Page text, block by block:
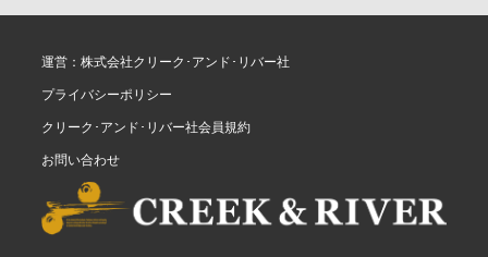
運営：株式会社クリーク･アンド･リバー社
プライバシーポリシー
クリーク･アンド･リバー社会員規約
お問い合わせ